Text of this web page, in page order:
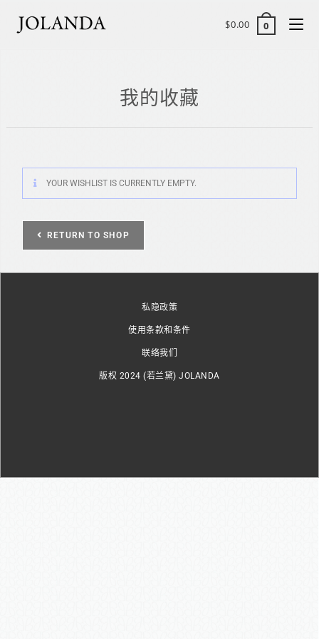
$0.00 0
我的收藏
YOUR WISHLIST IS CURRENTLY EMPTY.
RETURN TO SHOP
私隐政策
使用条款和条件
联络我们
版权 2024 (若兰黛) JOLANDA